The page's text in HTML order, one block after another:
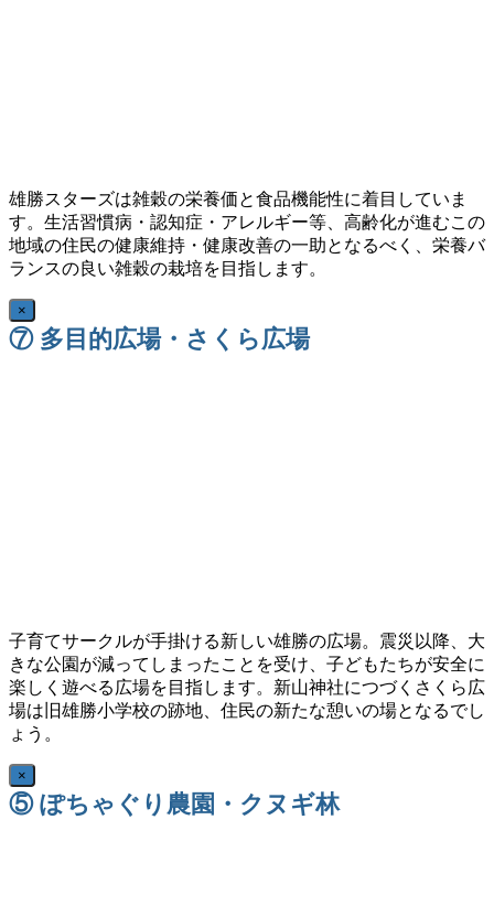
雄勝スターズは雑穀の栄養価と食品機能性に着目していま
す。生活習慣病・認知症・アレルギー等、高齢化が進むこの
地域の住民の健康維持・健康改善の一助となるべく、栄養バ
ランスの良い雑穀の栽培を目指します。
×
⑦ 多目的広場・さくら広場
子育てサークルが手掛ける新しい雄勝の広場。震災以降、大
きな公園が減ってしまったことを受け、子どもたちが安全に
楽しく遊べる広場を目指します。新山神社につづくさくら広
場は旧雄勝小学校の跡地、住民の新たな憩いの場となるでし
ょう。
×
⑤ ぽちゃぐり農園・クヌギ林